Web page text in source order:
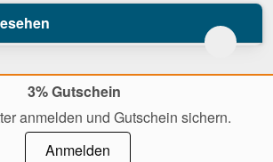
3% Gutschein
anmelden und Gutschein sichern.
Anmelden